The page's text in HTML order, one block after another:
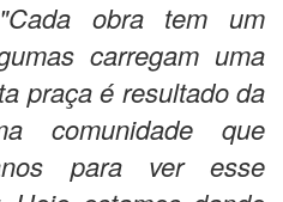
"Cada obra tem um
carregam uma
praça é resultado da
comunidade que
para ver esse